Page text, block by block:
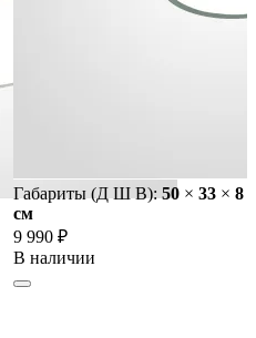
Габариты (Д Ш В): 50 × 33 × 8
cм
9 990 ₽
В наличии